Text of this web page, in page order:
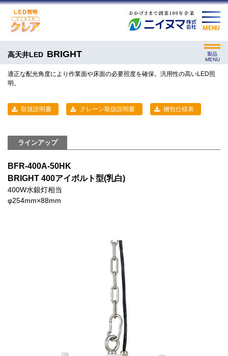
MENU
高天井LED BRIGHT
製品
MENU
適正な配光角度により作業面や床面の必要照度を確保。汎用性の高いLED照
明。
取扱説明書 クレーン取扱説明書 梱包仕様表
ラインアップ
BFR-400A-50HK
BRIGHT 400アイボルト型(乳白)
400W水銀灯相当
φ254mm×88mm